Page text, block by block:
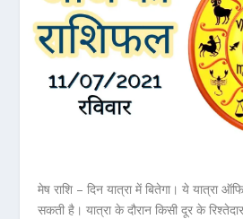
मेष राशि – दिन यात्रा में बितेगा। ये यात्रा
सकती है। यात्रा के दौरान किसी दूर के